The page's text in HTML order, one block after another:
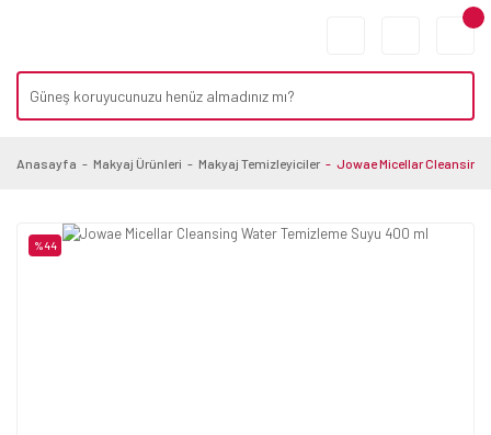
Anasayfa Makyaj Ürünleri Makyaj Temizleyiciler Jowae Micellar Cleansing
%44